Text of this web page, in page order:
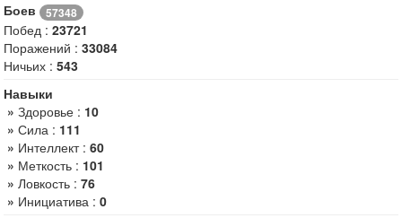
Боев
57348
Побед : 23721
Поражений : 33084
Ничьих : 543
Навыки
» Здоровье : 10
» Сила : 111
» Интеллект : 60
» Меткость : 101
» Ловкость : 76
» Инициатива : 0